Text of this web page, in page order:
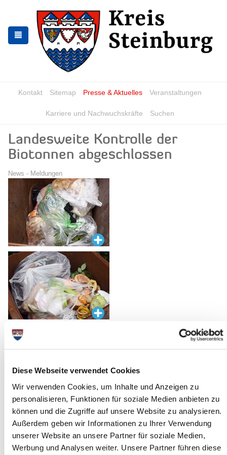
Diese Webseite verwendet Cookies
Wir verwenden Cookies, um Inhalte und Anzeigen zu
personalisieren, Funktionen für soziale Medien anbieten zu
können und die Zugriffe auf unsere Website zu analysieren.
Außerdem geben wir Informationen zu Ihrer Verwendung
unserer Website an unsere Partner für soziale Medien,
Werbung und Analysen weiter. Unsere Partner führen diese
springen
springen
Kontakt Sitemap Presse & Aktuelles Veranstaltungen
Karriere und Nachwuchskräfte Suchen
Landesweite Kontrolle der
Biotonnen abgeschlossen
News - Meldungen
Der Kreis Steinburg zieht positive Bilanz
Die Herstellung von Qualitätskompost aus Bioabfall wird durch zu
entgegenzuwirken haben die schleswig-holsteinischen
Abfallentsorger vom 07. bis zum 17. September mit
Unterstützung des Ministeriums für Umwelt- und Landwirtschaft
eine landesweite Tonnenkontrollaktion durchgeführt und falsch
gefüllte Biotonnen stehen gelassen – auch im Kreis Steinburg.
Diese stichprobenartigen Kontrollen werden fortgesetzt.
Obst- und Gemüsereste, verdorbene Lebensmittel, Rasenschnitt
– all das landet im Kreis Steinburg seit Jahren in der Biotonne.